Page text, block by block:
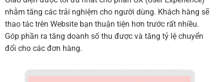
nhằm tăng các trải nghiệm cho người dùng. Khách hàng sẽ
thao tác trên Website bạn thuận tiện hơn trước rất nhiều.
Góp phần ra tăng doanh số thu được và tăng tỷ lệ chuyển
đổi cho các đơn hàng.